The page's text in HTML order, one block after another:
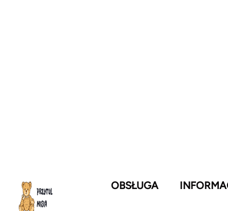
OBSŁUGA